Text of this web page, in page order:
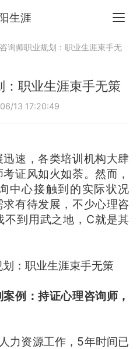
生涯
询师职业规划：职业生涯束手无
职业生涯束手无策
13 17:20:49
速，各类培训机构大肆
证风如火如荼。然而，
中心接触到的实际状况
有待发展，不少心理咨
不到用武之地，C就是其
：持证心理咨询师，
资源工作，5年时间已